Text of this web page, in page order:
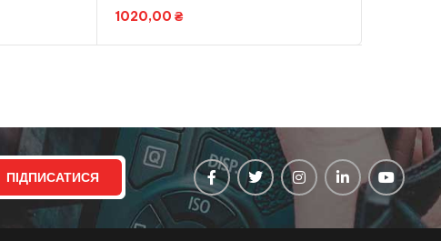
1020,00 ₴
Add to cart
ПІДПИСАТИСЯ